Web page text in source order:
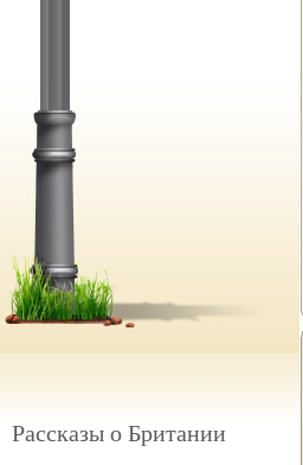
Рассказы о Британии